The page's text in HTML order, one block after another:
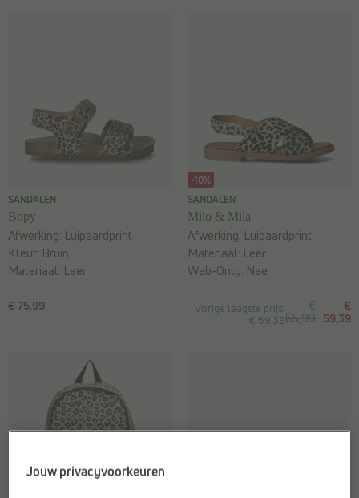
SANDALEN
Bopy
€ 75,99
Afwerking: Luipaardprint
Kleur: Bruin
Materiaal: Leer
-10%
SANDALEN
Milo & Mila
Vorige laagste prijs:
€ 59,39
€
65,99
€
59,39
Afwerking: Luipaardprint
Materiaal: Leer
Web-Only: Nee
Jouw privacyvoorkeuren